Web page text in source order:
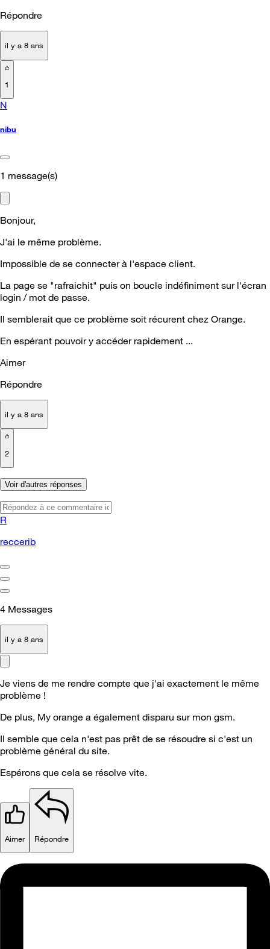
Répondre
il y a 8 ans
1
N
nibu
1 message(s)
Bonjour,
J'ai le même problème.
Impossible de se connecter à l'espace client.
La page se "rafraichit" puis on boucle indéfiniment sur l'écran
login / mot de passe.
Il semblerait que ce problème soit récurent chez Orange.
En espérant pouvoir y accéder rapidement ...
Aimer
Répondre
il y a 8 ans
2
Voir d'autres réponses
R
reccerib
4 Messages
il y a 8 ans
Je viens de me rendre compte que j'ai exactement le même
problème !
De plus, My orange a également disparu sur mon gsm.
Il semble que cela n'est pas prêt de se résoudre si c'est un
problème général du site.
Espérons que cela se résolve vite.
Aimer Répondre